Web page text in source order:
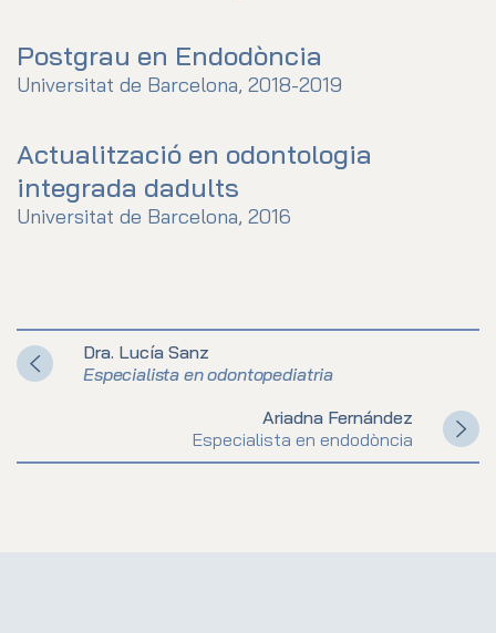
Postgrau en Endodòncia
Universitat de Barcelona, 2018-2019
Actualització en odontologia
integrada dadults
Universitat de Barcelona, 2016
Dra. Lucía Sanz
Especialista en odontopediatria
Ariadna Fernández
Especialista en endodòncia